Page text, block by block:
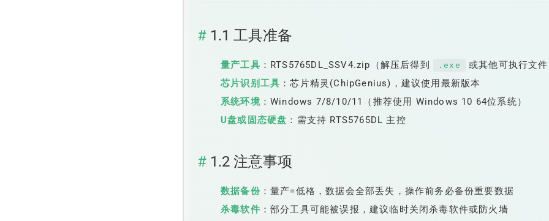
1.1 工具准备
量产工具 ：RTS5765DL_SSV4.zip（解压后得到 .exe
或其他可执行文
芯片识别工具 ：芯片精灵(ChipGenius)，建议使用最新版本
系统环境：Windows 7/8/10/11（推荐使用 Windows 10 64位系统）
U盘或固态硬盘 ：需支持 RTS5765DL 主控
1.2 注意事项
数据备份：量产=低格，数据会全部丢失，操作前务必备份重要数据
杀毒软件 ：部分工具可能被误报，建议临时关闭杀毒软件或防火墙